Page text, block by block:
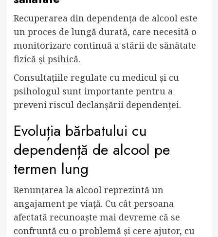
Recuperarea din dependența de alcool este
un proces de lungă durată, care necesită o
monitorizare continuă a stării de sănătate
fizică și psihică.
Consultațiile regulate cu medicul și cu
psihologul sunt importante pentru a
preveni riscul declanșării dependenței.
Evoluția bărbatului cu
dependență de alcool pe
termen lung
Renunțarea la alcool reprezintă un
angajament pe viață. Cu cât persoana
afectată recunoaște mai devreme că se
confruntă cu o problemă și cere ajutor, cu